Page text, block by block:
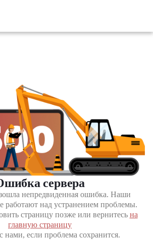
сервера
непредвиденная ошибка. Наши
работают над устранением проблемы.
страницу позже или вернитесь на
главную страницу
нами, если проблема сохранится.